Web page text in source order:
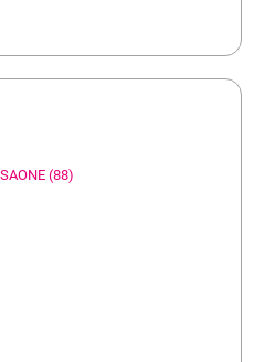
(88)